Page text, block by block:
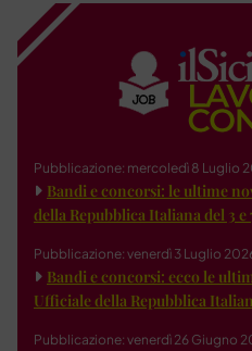
Pubblicazione: mercoledì 8 Luglio
Bandi e concorsi: le ultime
della Repubblica Italiana del 3 e
Pubblicazione: venerdì 3 Luglio
Bandi e concorsi: ecco le
Ufficiale della Repubblica
Pubblicazione: venerdì 26 Giugno